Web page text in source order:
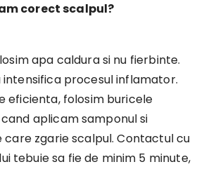
corect scalpul?
apa caldura si nu fierbinte.
procesul inflamator.
eficienta, folosim buricele
aplicam samponul si
care zgarie scalpul. Contactul cu
tebuie sa fie de minim 5 minute,